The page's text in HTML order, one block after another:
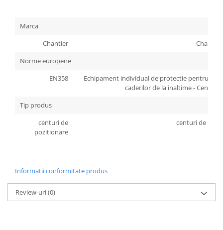
Manusi tricot impregnat
Manusi zale
Outdoor
Imbracaminte Outdoor
Curatenie si igiena
Protectia capului
Caciuli
Sepci
Marca
Chantier
Chantier
Norme europene
EN358
Echipament individual de protectie pentru
caderilor de la inaltime - Centuri
Tip produs
centuri de
pozitionare
centuri de
Informatii conformitate produs
Review-uri(0)